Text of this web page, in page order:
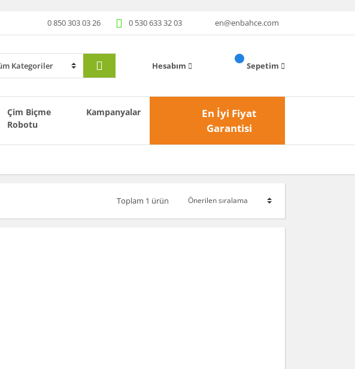
0 850 303 03 26 0 530 633 32 03 en@enbahce.com
Hesabım Sepetim
Çim Biçme
Robotu
Kampanyalar
En İyi Fiyat
Garantisi
Toplam 1 ürün